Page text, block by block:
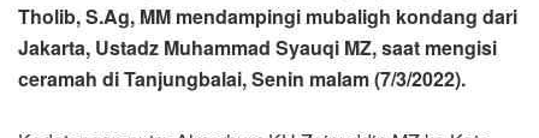
Tholib, S.Ag, MM mendampingi mubaligh kondang dari
Jakarta, Ustadz Muhammad Syauqi MZ, saat mengisi
ceramah di Tanjungbalai, Senin malam (7/3/2022).